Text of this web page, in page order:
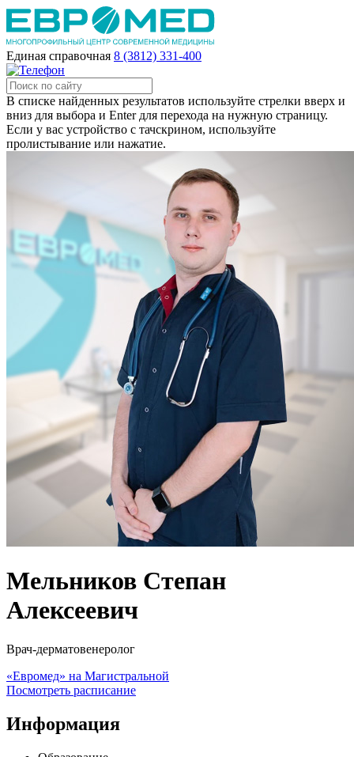
Единая справочная 8 (3812) 331-400
В списке найденных результатов используйте стрелки вверх и
вниз для выбора и Enter для перехода на нужную страницу.
Если у вас устройство с тачскрином, используйте
пролистывание или нажатие.
Мельников Степан
Алексеевич
Врач-дерматовенеролог
«Евромед» на Магистральной
Посмотреть расписание
Информация